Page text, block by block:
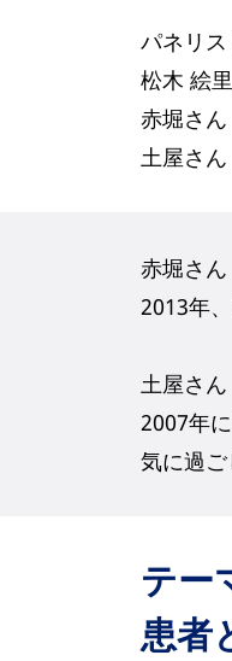
パネリス
松木 絵
赤堀さ
土屋さ
赤堀さん
2013年
土屋さん
2007年
気に過ご
テ
患者